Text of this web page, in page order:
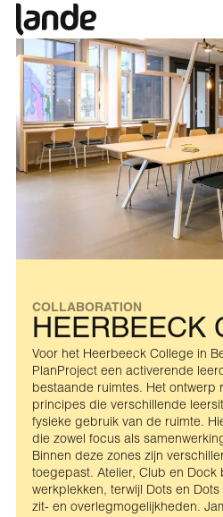
COLLABORATION
HEERBEECK
Voor het Heerbeeck College in
PlanProject een activerende
bestaande ruimtes. Het ontwerp
principes die verschillende
fysieke gebruik van de ruimte.
die zowel focus als
Binnen deze zones zijn
toegepast. Atelier, Club en Dock
werkplekken, terwijl Dots en
zit- en overlegmogelijkheden.